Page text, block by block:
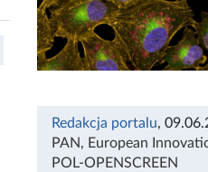
Redakcja portalu,
PAN, European
POL-OPENSCREEN